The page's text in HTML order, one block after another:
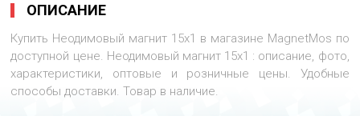
ОПИСАНИЕ
Купить Неодимовый магнит 15х1 в магазине MagnetMos по
доступной цене. Неодимовый магнит 15х1 : описание, фото,
характеристики, оптовые и розничные цены. Удобные
способы доставки. Товар в наличие.